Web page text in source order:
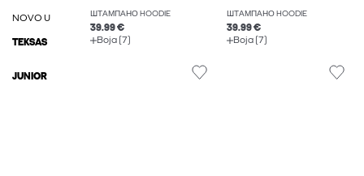
NOVO U
TEKSAS
JUNIOR
ШТАМПАНО HOODIE
39.99 €
Boja (7)
ШТАМПАНО HOODIE
39.99 €
Boja (7)